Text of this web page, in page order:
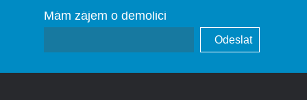
Mám zájem o demolici